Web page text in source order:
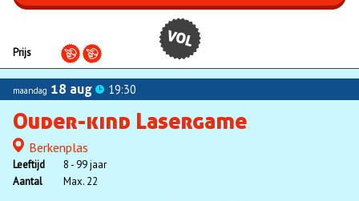
VOL
Prijs
maandag 18 aug 19:30
Ouder-kind Lasergame
LocatieBerkenplas
Leeftijd
8 - 99 jaar
Aantal
Max. 22